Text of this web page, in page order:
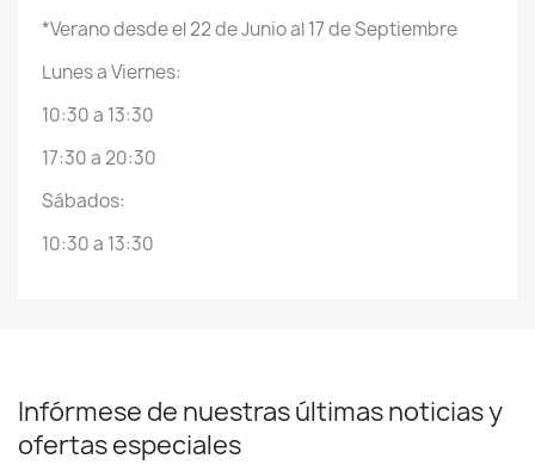
*Verano desde el 22 de Junio al 17 de Septiembre
Lunes a Viernes:
10:30 a 13:30
17:30 a 20:30
Sábados:
10:30 a 13:30
Infórmese de nuestras últimas noticias y
ofertas especiales